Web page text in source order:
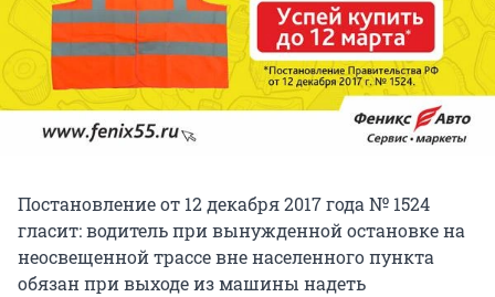
Постановление от 12 декабря 2017 года № 1524
гласит: водитель при вынужденной остановке на
неосвещенной трассе вне населенного пункта
обязан при выходе из машины надеть